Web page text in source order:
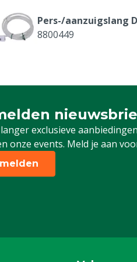
Pers-/aanzuigslang
8800449
8800610
Pompkop K, Digi
8804514
Adapter Di-O-Clean
exclusieve
onze events. Meld je aan
in voor onze